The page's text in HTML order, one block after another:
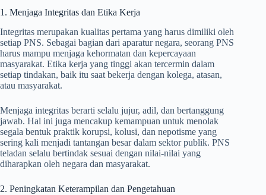
1. Menjaga Integritas dan Etika Kerja
Integritas merupakan kualitas pertama yang harus dimiliki oleh
setiap PNS. Sebagai bagian dari aparatur negara, seorang PNS
harus mampu menjaga kehormatan dan kepercayaan
masyarakat. Etika kerja yang tinggi akan tercermin dalam
setiap tindakan, baik itu saat bekerja dengan kolega, atasan,
atau masyarakat.
Menjaga integritas berarti selalu jujur, adil, dan bertanggung
jawab. Hal ini juga mencakup kemampuan untuk menolak
segala bentuk praktik korupsi, kolusi, dan nepotisme yang
sering kali menjadi tantangan besar dalam sektor publik. PNS
teladan selalu bertindak sesuai dengan nilai-nilai yang
diharapkan oleh negara dan masyarakat.
2. Peningkatan Keterampilan dan Pengetahuan